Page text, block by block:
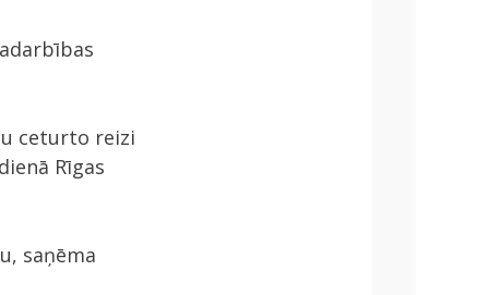
ceturto reizi
Rīgas
saņēma